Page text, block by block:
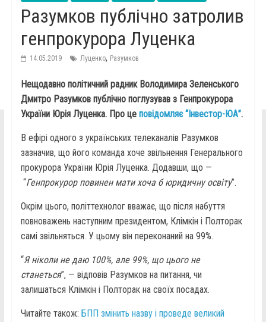
Разумков публічно затролив
генпрокурора Луценка
14.05.2019 Луценко, Разумков
Нещодавно політичний радник Володимира Зеленського
Дмитро Разумков публічно поглузував з Генпрокурора
України Юрія Луценка. Про це повідомляє “Інвестор-ЮА”.
В ефірі одного з українських телеканалів Разумков
зазначив, що його команда хоче звільнення Генерального
прокурора України Юрія Луценка. Додавши, що —
“Генпрокурор повинен мати хоча б юридичну освіту”.
Окрім цього, політтехнолог вважає, що після набуття
повноважень наступним президентом, Клімкін і Полторак
самі звільняться. У цьому він переконаний на 99%.
“Я ніколи не даю 100%, але 99%, що цього не
станеться”, — відповів Разумков на питання, чи
залишаться Клімкін і Полторак на своїх посадах.
Читайте також: БПП змінить назву і проведе великий